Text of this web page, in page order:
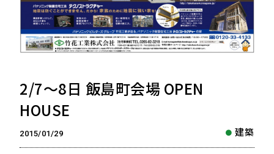
2/7〜8日 飯島町会場 OPEN
HOUSE
建築
2015/01/29